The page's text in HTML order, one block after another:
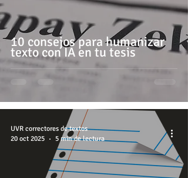
10 consejos para humanizar
texto con IA en tu tesis
UVR correctores de textos
20 oct 2025
5 min de lectura